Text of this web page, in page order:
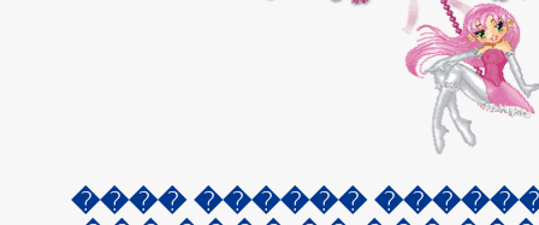
���� ����������